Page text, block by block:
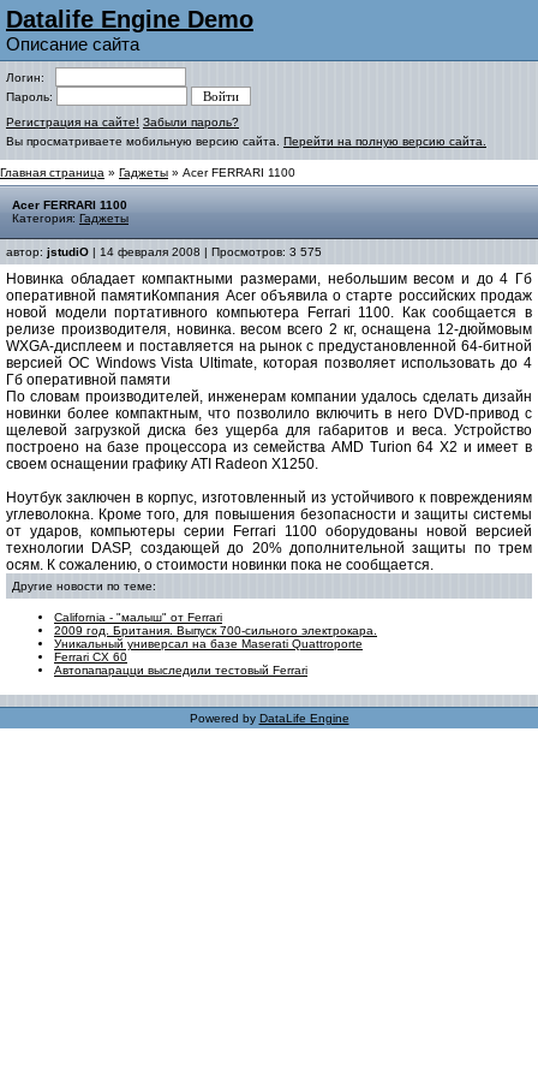
Datalife Engine Demo
Описание сайта
Логин:
Пароль:
Регистрация на сайте! Забыли пароль?
Вы просматриваете мобильную версию сайта. Перейти на полную версию сайта.
Главная страница » Гаджеты » Acer FERRARI 1100
Acer FERRARI 1100
Категория: Гаджеты
автор: jstudiO | 14 февраля 2008 | Просмотров: 3 575
Новинка обладает компактными размерами, небольшим весом и до 4 Гб
оперативной памятиКомпания Acer объявила о старте российских продаж
новой модели портативного компьютера Ferrari 1100. Как сообщается в
релизе производителя, новинка. весом всего 2 кг, оснащена 12-дюймовым
WXGA-дисплеем и поставляется на рынок с предустановленной 64-битной
версией ОС Windows Vista Ultimate, которая позволяет использовать до 4
Гб оперативной памяти
По словам производителей, инженерам компании удалось сделать дизайн
новинки более компактным, что позволило включить в него DVD-привод с
щелевой загрузкой диска без ущерба для габаритов и веса. Устройство
построено на базе процессора из семейства AMD Turion 64 X2 и имеет в
своем оснащении графику ATI Radeon X1250.
Ноутбук заключен в корпус, изготовленный из устойчивого к повреждениям
углеволокна. Кроме того, для повышения безопасности и защиты системы
от ударов, компьютеры серии Ferrari 1100 оборудованы новой версией
технологии DASP, создающей до 20% дополнительной защиты по трем
осям. К сожалению, о стоимости новинки пока не сообщается.
Другие новости по теме:
California - "малыш" от Ferrari
2009 год. Британия. Выпуск 700-сильного электрокара.
Уникальный универсал на базе Maserati Quattroporte
Ferrari CX 60
Автопапарацци выследили тестовый Ferrari
Powered by DataLife Engine